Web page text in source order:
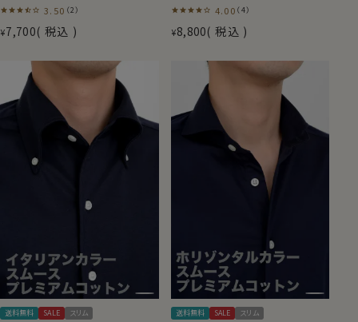
3.50 （2）
¥7,700 税込
4.00 （4）
¥8,800 税込
送料無料 SALE スリム 送料無料 SALE スリム